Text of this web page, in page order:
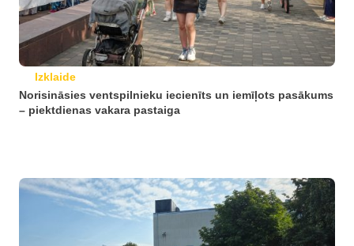
Izklaide
Norisināsies ventspilnieku iecienīts un iemīļots pasākums
– piektdienas vakara pastaiga